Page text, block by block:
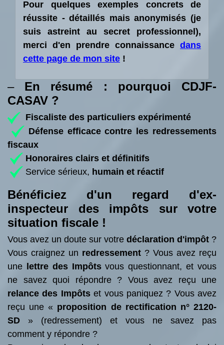
Pour quelques exemples concrets de
réussite - détaillés mais anonymisés (je
suis astreint au secret professionnel),
merci d'en prendre connaissance dans
cette page de mon site !
– En résumé : pourquoi CDJF-
CASAV ?
Fiscaliste des particuliers expérimenté
Défense efficace contre les redressements
fiscaux
Honoraires clairs et définitifs
Service sérieux, humain et réactif
Bénéficiez d'un regard d'ex-
inspecteur des impôts sur votre
situation fiscale !
Vous avez un doute sur votre déclaration d'impôt ?
Vous craignez un redressement ? Vous avez reçu
une
lettre des Impôtsvous questionnant, et vous
ne savez quoi répondre ? Vous avez reçu une
relance des Impôtset vous paniquez ? Vous avez
reçu une « proposition de rectification n° 2120-
SD » (redressement) et vous ne savez pas
comment y répondre ?